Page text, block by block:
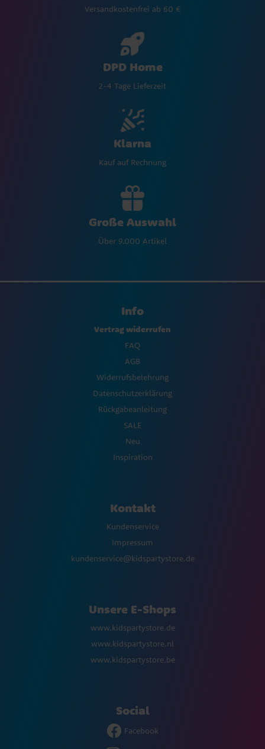
Versandkostenfrei ab 60 €
DPD Home
2-4 Tage Lieferzeit
Klarna
Kauf auf Rechnung
Große Auswahl
Über 9.000 Artikel
Info
Vertrag widerrufen
FAQ
AGB
Widerrufsbelehrung
Datenschutzerklärung
Rückgabeanleitung
SALE
Neu
Inspiration
Kontakt
Kundenservice
Impressum
kundenservice@kidspartystore.de
Unsere E-Shops
www.kidspartystore.de
www.kidspartystore.nl
www.kidspartystore.be
Social
Facebook